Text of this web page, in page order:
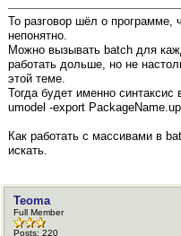
То разговор шёл о программе,
непонятно.
Можно вызывать batch для
работать дольше, но не
этой теме.
Тогда будет именно синтаксис
umodel -export
Как работать с массивами в
искать.
Teoma
Full Member
Posts: 220